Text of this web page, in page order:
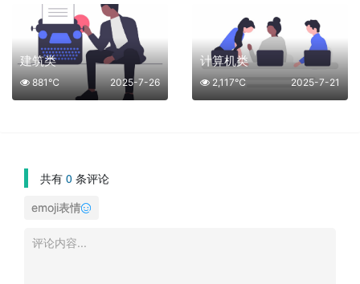
建筑类
2025-7-26
881℃
计算机类
2025-7-21
2,117℃
共有 0 条评论
emoji表情